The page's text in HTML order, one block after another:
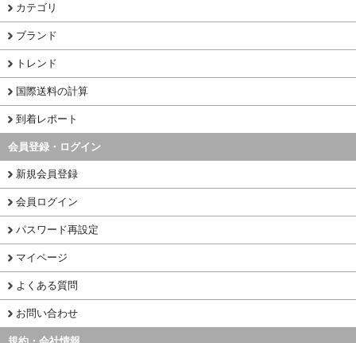
カテゴリ
ブランド
トレンド
国際送料の計算
到着レポート
会員登録・ログイン
新規会員登録
会員ログイン
パスワード再設定
マイページ
よくある質問
お問い合わせ